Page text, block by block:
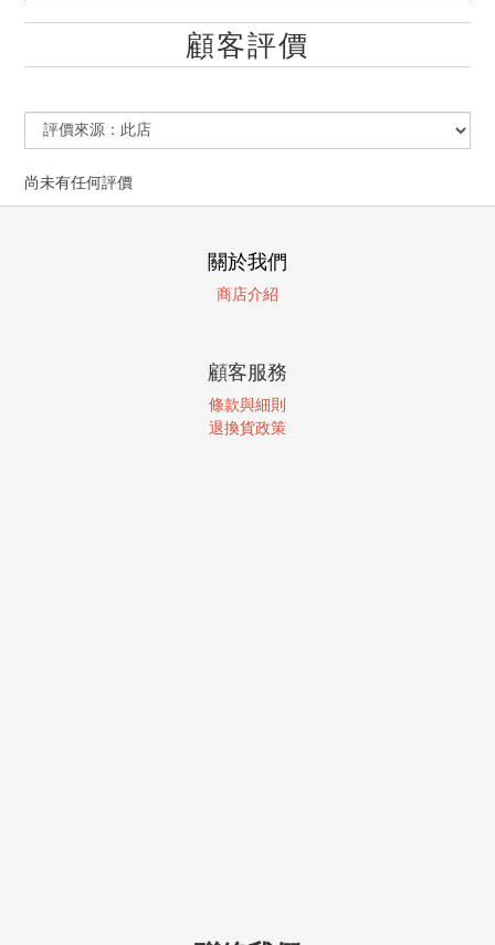
顧客評價
尚未有任何評價
關於我們
商店介紹
顧客服務
條款與細則
退換貨政策